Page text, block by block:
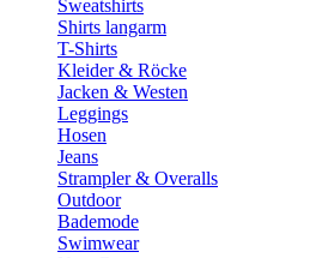
Sweatshirts
Shirts langarm
T-Shirts
Kleider & Röcke
Jacken & Westen
Leggings
Hosen
Jeans
Strampler & Overalls
Outdoor
Bademode
Swimwear